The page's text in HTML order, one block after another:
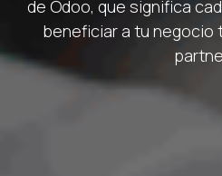
de Odoo, que significa
beneficiar a tu negocio